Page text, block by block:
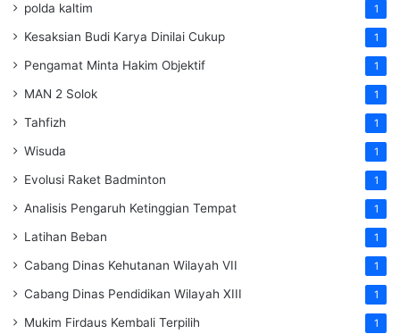
polda kaltim 1
Kesaksian Budi Karya Dinilai Cukup 1
Pengamat Minta Hakim Objektif 1
MAN 2 Solok 1
Tahfizh 1
Wisuda 1
Evolusi Raket Badminton 1
Analisis Pengaruh Ketinggian Tempat 1
Latihan Beban 1
Cabang Dinas Kehutanan Wilayah VII 1
Cabang Dinas Pendidikan Wilayah XIII 1
Mukim Firdaus Kembali Terpilih 1